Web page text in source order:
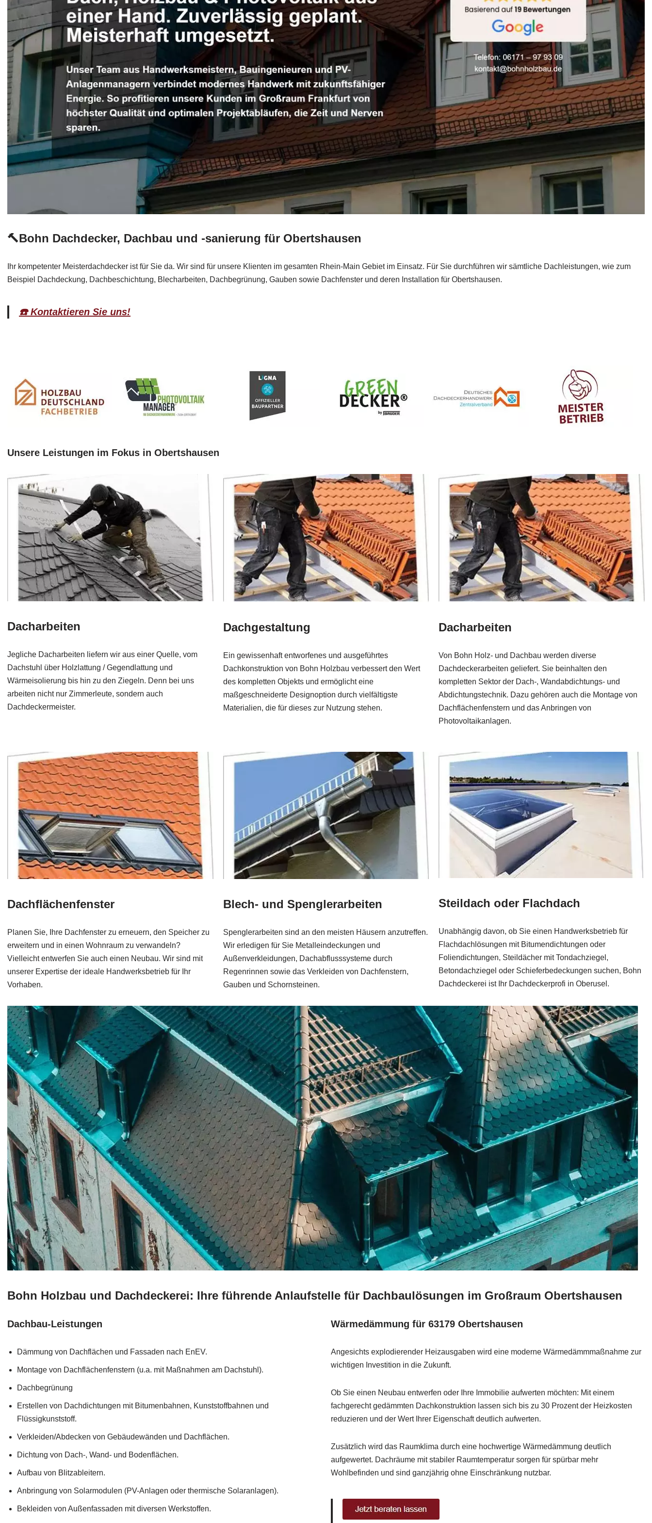
🔨Bohn Dachdecker, Dachbau und -sanierung für Obertshausen
Ihr kompetenter Meisterdachdecker ist für Sie da. Wir sind für unsere Klienten im gesamten Rhein-Main Gebiet im Einsatz. Für Sie durchführen wir sämtliche Dachleistungen, wie zum
Beispiel Dachdeckung, Dachbeschichtung, Blecharbeiten, Dachbegrünung, Gauben sowie Dachfenster und deren Installation für Obertshausen.
☎️ Kontaktieren Sie uns!
Unsere Leistungen im Fokus in Obertshausen
Dacharbeiten
Jegliche Dacharbeiten liefern wir aus einer Quelle, vom
Dachstuhl über Holzlattung / Gegendlattung und
Wärmeisolierung bis hin zu den Ziegeln. Denn bei uns
arbeiten nicht nur Zimmerleute, sondern auch
Dachdeckermeister.
Dachgestaltung
Ein gewissenhaft entworfenes und ausgeführtes
Dachkonstruktion von Bohn Holzbau verbessert den Wert
des kompletten Objekts und ermöglicht eine
maßgeschneiderte Designoption durch vielfältigste
Materialien, die für dieses zur Nutzung stehen.
Dacharbeiten
Von Bohn Holz- und Dachbau werden diverse
Dachdeckerarbeiten geliefert. Sie beinhalten den
kompletten Sektor der Dach-, Wandabdichtungs- und
Abdichtungstechnik. Dazu gehören auch die Montage von
Dachflächenfenstern und das Anbringen von
Photovoltaikanlagen.
Dachflächenfenster
Planen Sie, Ihre Dachfenster zu erneuern, den Speicher zu
erweitern und in einen Wohnraum zu verwandeln?
Vielleicht entwerfen Sie auch einen Neubau. Wir sind mit
unserer Expertise der ideale Handwerksbetrieb für Ihr
Vorhaben.
Blech- und Spenglerarbeiten
Spenglerarbeiten sind an den meisten Häusern anzutreffen.
Wir erledigen für Sie Metalleindeckungen und
Außenverkleidungen, Dachabflusssysteme durch
Regenrinnen sowie das Verkleiden von Dachfenstern,
Gauben und Schornsteinen.
Steildach oder Flachdach
Unabhängig davon, ob Sie einen Handwerksbetrieb für
Flachdachlösungen mit Bitumendichtungen oder
Foliendichtungen, Steildächer mit Tondachziegel,
Betondachziegel oder Schieferbedeckungen suchen, Bohn
Dachdeckerei ist Ihr Dachdeckerprofi in Oberusel.
Bohn Holzbau und Dachdeckerei: Ihre führende Anlaufstelle für Dachbaulösungen im Großraum Obertshausen
Dachbau-Leistungen
Dämmung von Dachflächen und Fassaden nach EnEV.
Montage von Dachflächenfenstern (u.a. mit Maßnahmen am Dachstuhl).
Dachbegrünung
Erstellen von Dachdichtungen mit Bitumenbahnen, Kunststoffbahnen und
Flüssigkunststoff.
Verkleiden/Abdecken von Gebäudewänden und Dachflächen.
Dichtung von Dach-, Wand- und Bodenflächen.
Aufbau von Blitzableitern.
Anbringung von Solarmodulen (PV-Anlagen oder thermische Solaranlagen).
Bekleiden von Außenfassaden mit diversen Werkstoffen.
Wärmedämmung für 63179 Obertshausen
Angesichts explodierender Heizausgaben wird eine moderne Wärmedämmmaßnahme zur
wichtigen Investition in die Zukunft.
Ob Sie einen Neubau entwerfen oder Ihre Immobilie aufwerten möchten: Mit einem
fachgerecht gedämmten Dachkonstruktion lassen sich bis zu 30 Prozent der Heizkosten
reduzieren und der Wert Ihrer Eigenschaft deutlich aufwerten.
Zusätzlich wird das Raumklima durch eine hochwertige Wärmedämmung deutlich
aufgewertet. Dachräume mit stabiler Raumtemperatur sorgen für spürbar mehr
Wohlbefinden und sind ganzjährig ohne Einschränkung nutzbar.